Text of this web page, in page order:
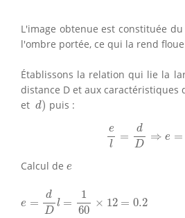
L'image obtenue est constituée
l'ombre portée, ce qui la rend
Établissons la relation qui lie la
distance D et aux caractéristiques
et d)
d) puis :
e
l
=
d
D
⇒ e =
dD
Calcul de e
e
e =
d
D
l =
1
60
× 12 = 0.2
Dl ×